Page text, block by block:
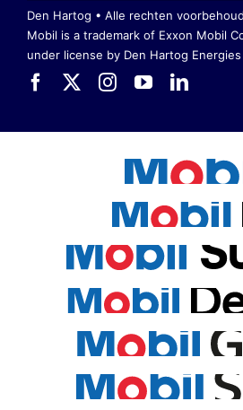
Den Hartog • Alle rechten
Mobil is a trademark of Exxon Mobil
under license by Den Hartog Energies